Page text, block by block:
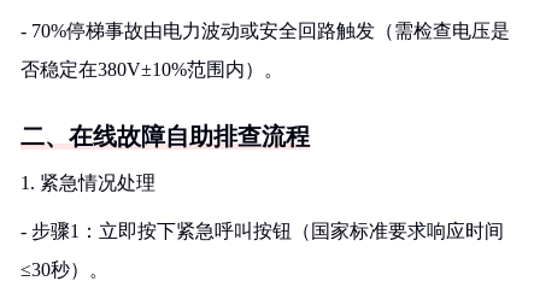
- 70%停梯事故由电力波动或安全回路触发（需检查电压是
否稳定在380V±10%范围内）。
二、在线故障自助排查流程
1. 紧急情况处理
- 步骤1：立即按下紧急呼叫按钮（国家标准要求响应时间
≤30秒）。